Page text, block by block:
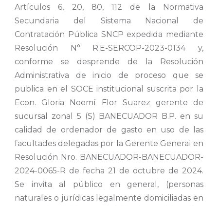
Artículos 6, 20, 80, 112 de la Normativa
Secundaria del Sistema Nacional de
Contratación Pública SNCP expedida mediante
Resolución N° R.E-SERCOP-2023-0134 y,
conforme se desprende de la Resolución
Administrativa de inicio de proceso que se
publica en el SOCE institucional suscrita por la
Econ. Gloria Noemí Flor Suarez gerente de
sucursal zonal 5 (S) BANECUADOR B.P. en su
calidad de ordenador de gasto en uso de las
facultades delegadas por la Gerente General en
Resolución Nro. BANECUADOR-BANECUADOR-
2024-0065-R de fecha 21 de octubre de 2024.
Se invita al público en general, (personas
naturales o jurídicas legalmente domiciliadas en